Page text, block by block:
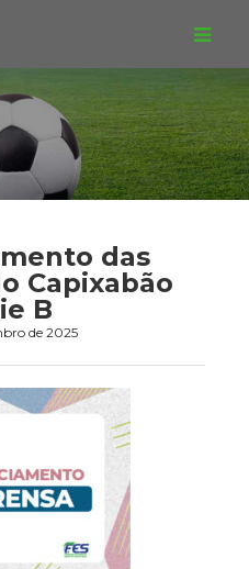
das
Capixabão
B
de 2025